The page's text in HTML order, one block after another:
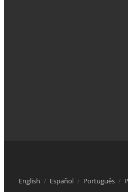
English Español Português